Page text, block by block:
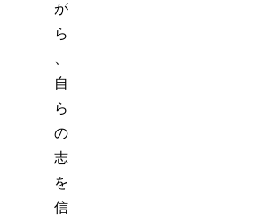
が
ら
自
ら
の
志
を
信